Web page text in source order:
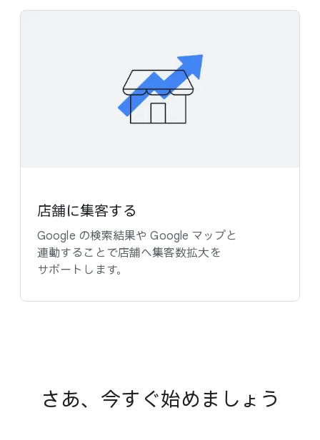
店舗に​集客する
Google の​検索結果や Google マップと​
連動する​ことで​店舗へ​集客数拡大を​
サポートします。
さあ、​今す​ぐ​始めましょう